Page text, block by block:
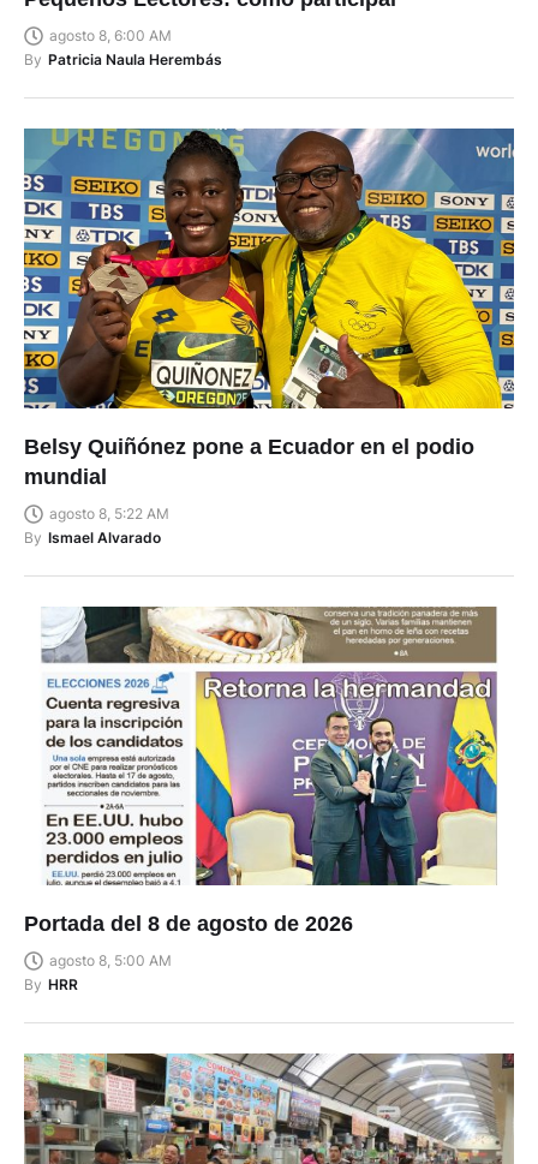
agosto 8, 6:00 AM
By Patricia Naula Herembás
Belsy Quiñónez pone a Ecuador en el podio
mundial
agosto 8, 5:22 AM
By Ismael Alvarado
Portada del 8 de agosto de 2026
agosto 8, 5:00 AM
By HRR